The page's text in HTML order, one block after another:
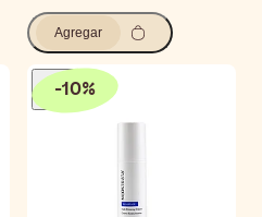
Agregar
-10%